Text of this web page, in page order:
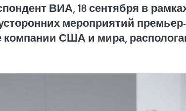
ВИА, 18 сентября в
мероприятий
компании США и мира,